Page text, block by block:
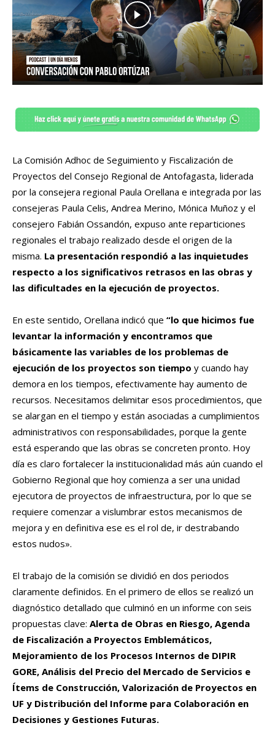
La Comisión Adhoc de Seguimiento y Fiscalización de
Proyectos del Consejo Regional de Antofagasta, liderada
por la consejera regional Paula Orellana e integrada por las
consejeras Paula Celis, Andrea Merino, Mónica Muñoz y el
consejero Fabián Ossandón, expuso ante reparticiones
regionales el trabajo realizado desde el origen de la
misma. La presentación respondió a las inquietudes
respecto a los significativos retrasos en las obras y
las dificultades en la ejecución de proyectos.
En este sentido, Orellana indicó que “lo que hicimos fue
levantar la información y encontramos que
básicamente las variables de los problemas de
ejecución de los proyectos son tiempo y cuando hay
demora en los tiempos, efectivamente hay aumento de
recursos. Necesitamos delimitar esos procedimientos, que
se alargan en el tiempo y están asociadas a cumplimientos
administrativos con responsabilidades, porque la gente
está esperando que las obras se concreten pronto. Hoy
día es claro fortalecer la institucionalidad más aún cuando el
Gobierno Regional que hoy comienza a ser una unidad
ejecutora de proyectos de infraestructura, por lo que se
requiere comenzar a vislumbrar estos mecanismos de
mejora y en definitiva ese es el rol de, ir destrabando
estos nudos».
El trabajo de la comisión se dividió en dos periodos
claramente definidos. En el primero de ellos se realizó un
diagnóstico detallado que culminó en un informe con seis
propuestas clave: Alerta de Obras en Riesgo, Agenda
de Fiscalización a Proyectos Emblemáticos,
Mejoramiento de los Procesos Internos de DIPIR
GORE, Análisis del Precio del Mercado de Servicios e
Ítems de Construcción, Valorización de Proyectos en
UF y Distribución del Informe para Colaboración en
Decisiones y Gestiones Futuras.